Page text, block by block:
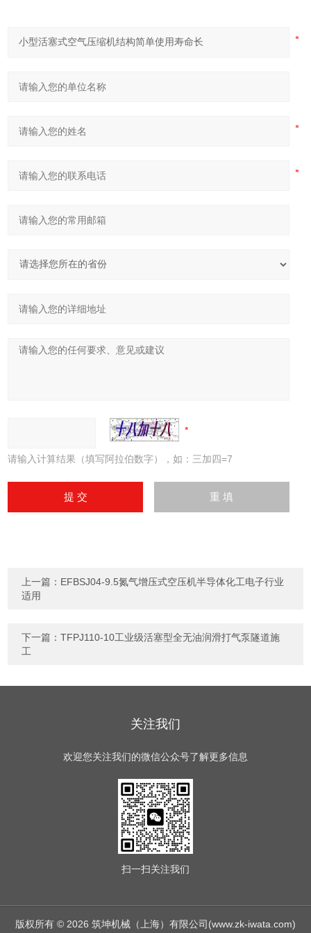
请输入计算结果（填写阿拉伯数字），如：三加四=7
上一篇： EFBSJ04-9.5氮气增压式空压机半导体化工电子行业
适用
下一篇：TFPJ110-10工业级活塞型全无油润滑打气泵隧道施
工
关注我们
欢迎您关注我们的微信公众号了解更多信息
扫一扫关注我们
版权所有 © 2026 筑坤机械（上海）有限公司(www.zk-iwata.com)